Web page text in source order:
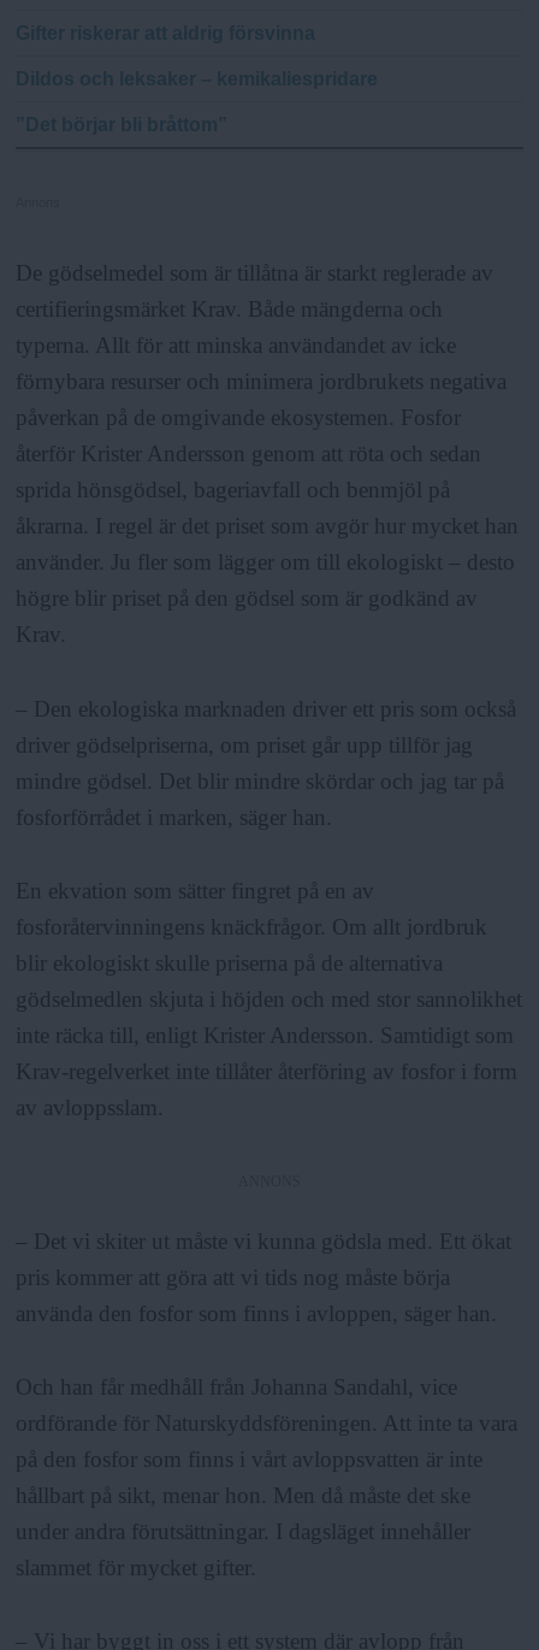
Gifter riskerar att aldrig försvinna
Dildos och leksaker – kemikaliespridare
”Det börjar bli bråttom”
De gödselmedel som är tillåtna är starkt reglerade av
certifieringsmärket Krav. Både mängderna och
typerna. Allt för att minska användandet av icke
förnybara resurser och minimera jordbrukets negativa
påverkan på de omgivande ekosystemen. Fosfor
återför Krister Andersson genom att röta och sedan
sprida hönsgödsel, bageriavfall och benmjöl på
åkrarna. I regel är det priset som avgör hur mycket han
använder. Ju fler som lägger om till ekologiskt – desto
högre blir priset på den gödsel som är godkänd av
Krav.
– Den ekologiska marknaden driver ett pris som också
driver gödselpriserna, om priset går upp tillför jag
mindre gödsel. Det blir mindre skördar och jag tar på
fosforförrådet i marken, säger han.
En ekvation som sätter fingret på en av
fosforåtervinningens knäckfrågor. Om allt jordbruk
blir ekologiskt skulle priserna på de alternativa
gödselmedlen skjuta i höjden och med stor sannolikhet
inte räcka till, enligt Krister Andersson. Samtidigt som
Krav-regelverket inte tillåter återföring av fosfor i form
av avloppsslam.
– Det vi skiter ut måste vi kunna gödsla med. Ett ökat
pris kommer att göra att vi tids nog måste börja
använda den fosfor som finns i avloppen, säger han.
Och han får medhåll från Johanna Sandahl, vice
ordförande för Naturskyddsföreningen. Att inte ta vara
på den fosfor som finns i vårt avloppsvatten är inte
hållbart på sikt, menar hon. Men då måste det ske
under andra förutsättningar. I dagsläget innehåller
slammet för mycket gifter.
– Vi har byggt in oss i ett system där avlopp från